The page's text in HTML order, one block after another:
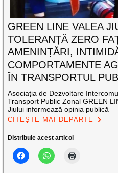
GREEN LINE VALEA
TOLERANȚĂ ZERO
AMENINȚĂRI,
COMPORTAMENTE
ÎN TRANSPORTUL
Asociația de Dezvoltare
Transport Public Zonal GREEN
Jiului informează opinia publică
CITEȘTE MAI DEPARTE
Distribuie acest articol